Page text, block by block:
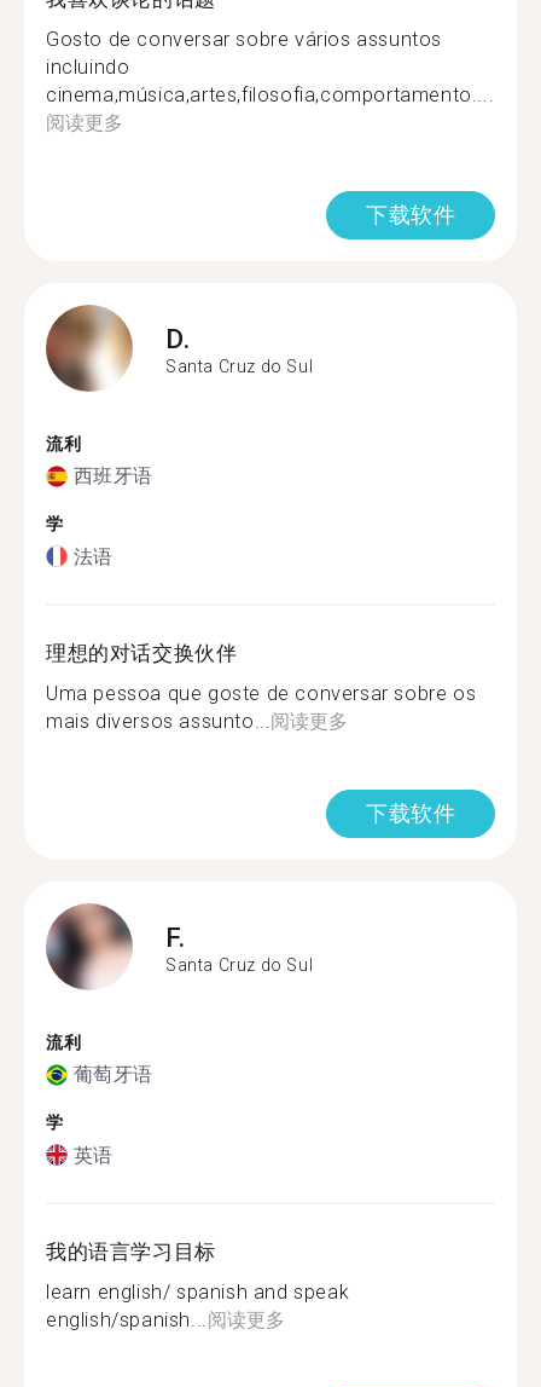
Gosto de conversar sobre vários assuntos
incluindo
cinema,música,artes,filosofia,comportamento....
阅读更多
下载软件
D.
Santa Cruz do Sul
流利
西班牙语
学
法语
理想的对话交换伙伴
Uma pessoa que goste de conversar sobre os
mais diversos assunto... 阅读更多
下载软件
F.
Santa Cruz do Sul
流利
葡萄牙语
学
英语
我的语言学习目标
learn english/ spanish and speak
english/spanish... 阅读更多